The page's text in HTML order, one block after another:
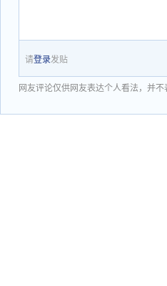
请登录发贴
网友评论仅供网友表达个人看法，并